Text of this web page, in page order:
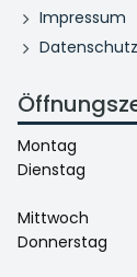
Impressum
Datenschutz
Montag
Dienstag
Mittwoch
Donnerstag